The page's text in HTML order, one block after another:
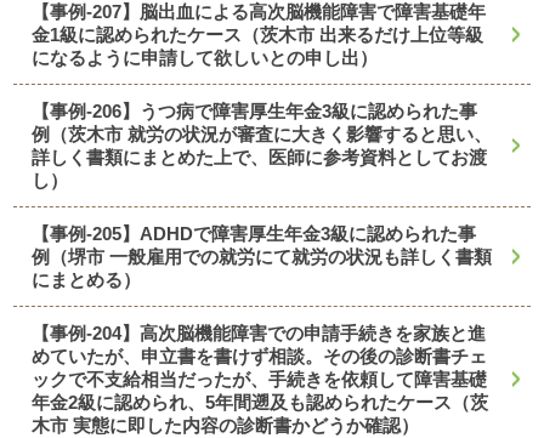
【事例-207】脳出血による高次脳機能障害で障害基礎年
金1級に認められたケース（茨木市 出来るだけ上位等級
になるように申請して欲しいとの申し出）
【事例-206】うつ病で障害厚生年金3級に認められた事
例（茨木市 就労の状況が審査に大きく影響すると思い、
詳しく書類にまとめた上で、医師に参考資料としてお渡
し）
【事例-205】ADHDで障害厚生年金3級に認められた事
例（堺市 一般雇用での就労にて就労の状況も詳しく書類
にまとめる）
【事例-204】高次脳機能障害での申請手続きを家族と進
めていたが、申立書を書けず相談。その後の診断書チェ
ックで不支給相当だったが、手続きを依頼して障害基礎
年金2級に認められ、5年間遡及も認められたケース（茨
木市 実態に即した内容の診断書かどうか確認）